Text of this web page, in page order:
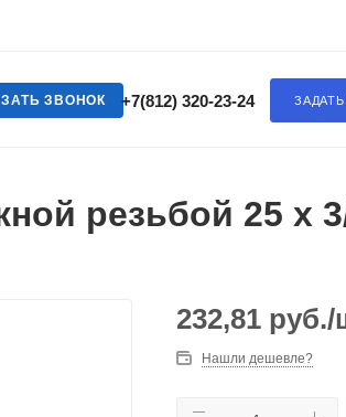
+7(812) 320-23-24
ЗВОНОК
резьбой 25 x
232,81 руб./
Нашли дешевле?